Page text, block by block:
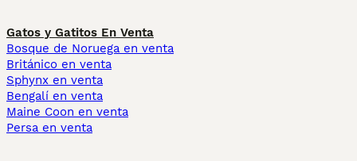
Gatos y Gatitos En Venta
Bosque de Noruega en venta
Británico en venta
Sphynx en venta
Bengalí en venta
Maine Coon en venta
Persa en venta